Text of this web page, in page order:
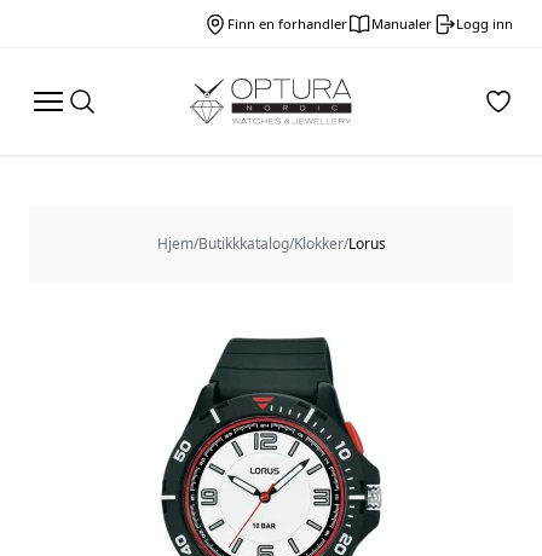
Finn en forhandler Manualer Logg inn
Hjem/Butikkkatalog/Klokker/Lorus